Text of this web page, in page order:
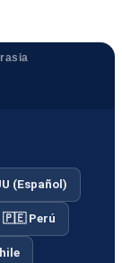
(Español)
🇵🇪 Perú